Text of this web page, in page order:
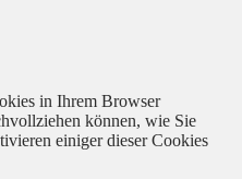
in Ihrem Browser
können, wie Sie
einiger dieser Cookies